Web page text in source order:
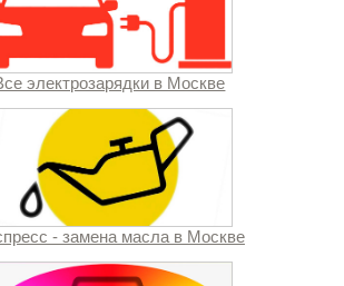
электрозарядки в Москве
- замена масла в Москве